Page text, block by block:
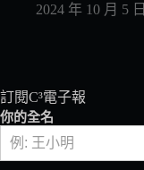
2024 年 10 月 5 日
訂閱C³電子報
你的全名